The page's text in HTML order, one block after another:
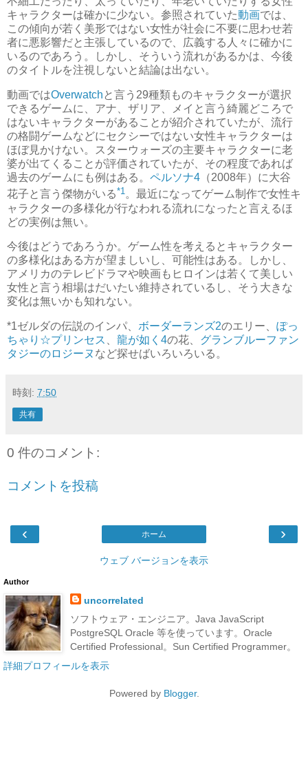
キャラクターは確かに少ない。参照されていた動画では、
この傾向が若く美形ではない女性が社会に不要に思わせ若
者に悪影響だと主張しているので、広義する人々に確かに
いるのであろう。しかし、そういう流れがあるかは、今後
のタイトルを注視しないと結論は出ない。
動画ではOverwatch と言う29種類ものキャラクターが選択
できるゲームに、アナ、ザリア、メイと言う綺麗どころで
はないキャラクターがあることが紹介されていたが、流行
の格闘ゲームなどにセクシーではない女性キャラクターは
ほぼ見かけない。スターウォーズの主要キャラクターに老
婆が出てくることが評価されていたが、その程度であれば
過去のゲームにも例はある。 ペルソナ4 （2008年）に大谷
花子と言う傑物がいる*1 。最近になってゲーム制作で女性キ
ャラクターの多様化が行なわれる流れになったと言えるほ
どの実例は無い。
今後はどうであろうか。ゲーム性を考えるとキャラクター
の多様化はある方が望ましいし、可能性はある。しかし、
アメリカのテレビドラマや映画もヒロインは若くて美しい
女性と言う相場はだいたい維持されているし、そう大きな
変化は無いかも知れない。
*1ゼルダの伝説のインパ、 ボーダーランズ2のエリー、 ぽっ
ちゃり☆プリンセス
龍が如く4の花、 グランブルーファン
タジーのロジーヌ など探せばいろいろいる。
時刻: 7:50
共有
0 件のコメント:
コメントを投稿
‹ ›
ホーム
ウェブ バージョンを表示
Author
uncorrelated
ソフトウェア・エンジニア。Java JavaScript
PostgreSQL Oracle 等を使っています。Oracle
Certified Professional。Sun Certified Programmer。
詳細プロフィールを表示
Powered by Blogger.